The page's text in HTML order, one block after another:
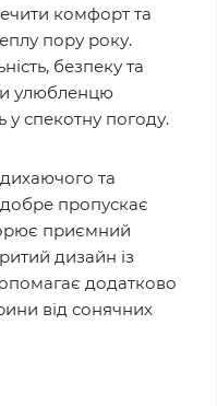
комфорт та
пору року.
безпеку та
улюбленцю
у спекотну погоду.
та
пропускає
приємний
дизайн із
додатково
від сонячних